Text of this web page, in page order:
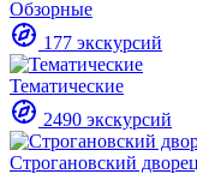
Обзорные
177 экскурсий
Тематические
2490 экскурсий
Строгановский дворец